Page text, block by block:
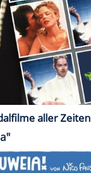
aller Zeiten